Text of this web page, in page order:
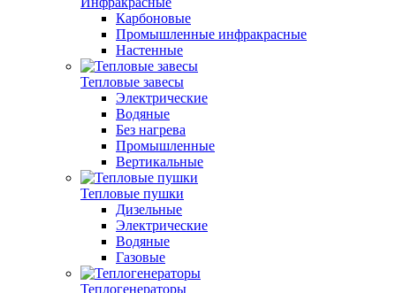
Карбоновые
Промышленные инфракрасные
Настенные
Тепловые завесы
Электрические
Водяные
Без нагрева
Промышленные
Вертикальные
Тепловые пушки
Дизельные
Электрические
Водяные
Газовые
Теплогенераторы